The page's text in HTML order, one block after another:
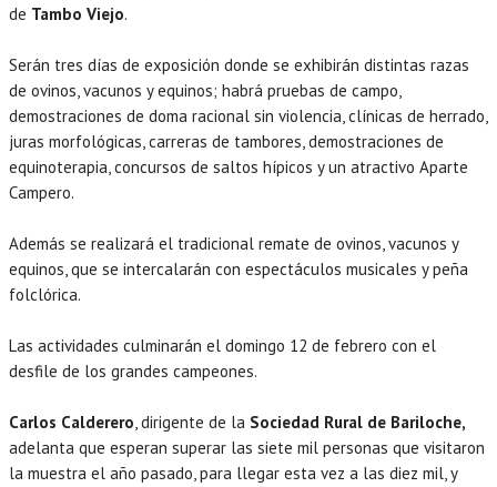
de Tambo Viejo.
Serán tres días de exposición donde se exhibirán distintas razas
de ovinos, vacunos y equinos; habrá pruebas de campo,
demostraciones de doma racional sin violencia, clínicas de herrado,
juras morfológicas, carreras de tambores, demostraciones de
equinoterapia, concursos de saltos hípicos y un atractivo Aparte
Campero.
Además se realizará el tradicional remate de ovinos, vacunos y
equinos, que se intercalarán con espectáculos musicales y peña
folclórica.
Las actividades culminarán el domingo 12 de febrero con el
desfile de los grandes campeones.
Carlos Calderero, dirigente de la Sociedad Rural de Bariloche,
adelanta que esperan superar las siete mil personas que visitaron
la muestra el año pasado, para llegar esta vez a las diez mil, y